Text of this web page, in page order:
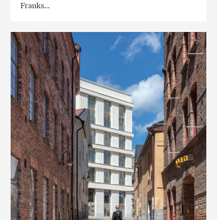
Franks…